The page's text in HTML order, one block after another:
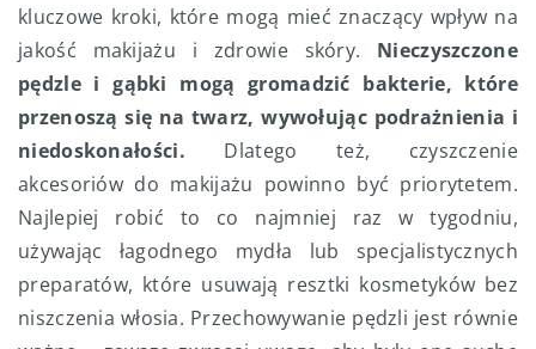
kluczowe kroki, które mogą mieć znaczący wpływ na
jakość makijażu i zdrowie skóry. Nieczyszczone
pędzle i gąbki mogą gromadzić bakterie, które
przenoszą się na twarz, wywołując podrażnienia i
niedoskonałości. Dlatego też, czyszczenie
akcesoriów do makijażu powinno być priorytetem.
Najlepiej robić to co najmniej raz w tygodniu,
używając łagodnego mydła lub specjalistycznych
preparatów, które usuwają resztki kosmetyków bez
niszczenia włosia. Przechowywanie pędzli jest równie